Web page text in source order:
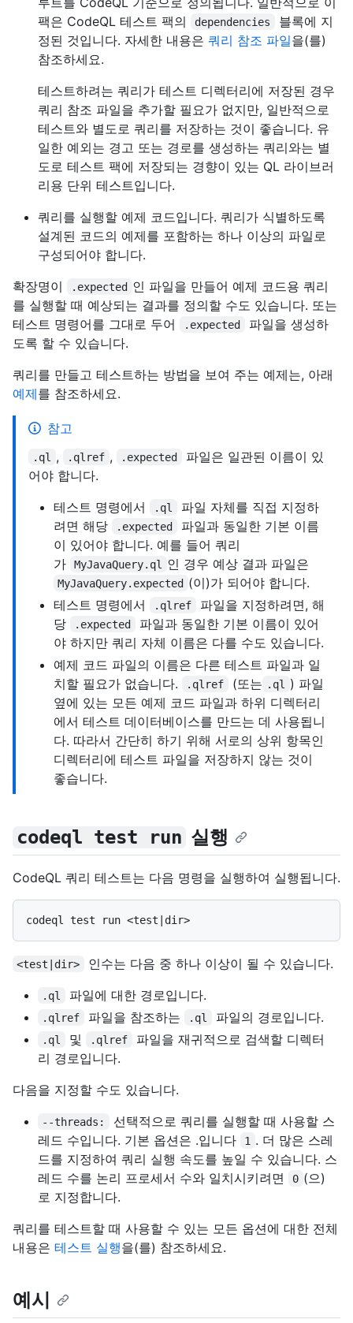
팩은 CodeQL 테스트 팩의
dependencies
블록에 지
정된 것입니다. 자세한 내용은 쿼리 참조 파일을(를)
참조하세요.
테스트하려는 쿼리가 테스트 디렉터리에 저장된 경우
쿼리 참조 파일을 추가할 필요가 없지만, 일반적으로
테스트와 별도로 쿼리를 저장하는 것이 좋습니다. 유
일한 예외는 경고 또는 경로를 생성하는 쿼리와는 별
도로 테스트 팩에 저장되는 경향이 있는 QL 라이브러
리용 단위 테스트입니다.
쿼리를 실행할 예제 코드입니다. 쿼리가 식별하도록
설계된 코드의 예제를 포함하는 하나 이상의 파일로
구성되어야 합니다.
확장명이
.expected 인 파일을 만들어 예제 코드용 쿼리
를 실행할 때 예상되는 결과를 정의할 수도 있습니다. 또는
테스트 명령어를 그대로 두어
.expected
파일을 생성하
도록 할 수 있습니다.
쿼리를 만들고 테스트하는 방법을 보여 주는 예제는, 아래
예제를 참조하세요.
참고
.ql , .qlref , .expected
파일은 일관된 이름이 있
어야 합니다.
테스트 명령에서
.ql
파일 자체를 직접 지정하
려면 해당
.expected
파일과 동일한 기본 이름
이 있어야 합니다. 예를 들어 쿼리
가
MyJavaQuery.ql 인 경우 예상 결과 파일은
MyJavaQuery.expected (이)가 되어야 합니다.
테스트 명령에서
.qlref
파일을 지정하려면, 해
당
.expected
파일과 동일한 기본 이름이 있어
야 하지만 쿼리 자체 이름은 다를 수도 있습니다.
예제 코드 파일의 이름은 다른 테스트 파일과 일
치할 필요가 없습니다.
.qlref (또는 .ql
) 파일
옆에 있는 모든 예제 코드 파일과 하위 디렉터리
에서 테스트 데이터베이스를 만드는 데 사용됩니
다. 따라서 간단히 하기 위해 서로의 상위 항목인
디렉터리에 테스트 파일을 저장하지 않는 것이
좋습니다.
codeql test run 실행
CodeQL 쿼리 테스트는 다음 명령을 실행하여 실행됩니다.
<test|dir> 인수는 다음 중 하나 이상이 될 수 있습니다.
.ql 파일에 대한 경로입니다.
.qlref 파일을 참조하는 .ql 파일의 경로입니다.
.ql 및 .qlref
파일을 재귀적으로 검색할 디렉터
리 경로입니다.
다음을 지정할 수도 있습니다.
--threads:
선택적으로 쿼리를 실행할 때 사용할 스
레드 수입니다. 기본 옵션은 .입니다
1 . 더 많은 스레
드를 지정하여 쿼리 실행 속도를 높일 수 있습니다. 스
레드 수를 논리 프로세서 수와 일치시키려면
0 (으)
로 지정합니다.
쿼리를 테스트할 때 사용할 수 있는 모든 옵션에 대한 전체
내용은 테스트 실행을(를) 참조하세요.
예시